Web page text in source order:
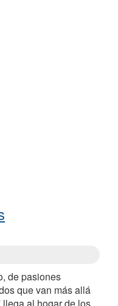
de pasiones
que van más allá
al hogar de los